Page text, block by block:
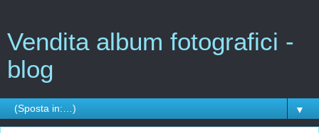
Vendita album fotografici -
blog
▼